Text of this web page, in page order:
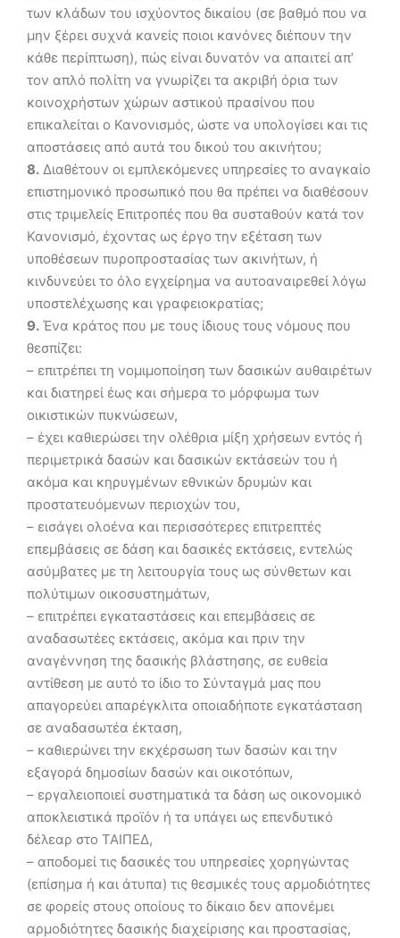
των κλάδων του ισχύοντος δικαίου (σε βαθμό που να
μην ξέρει συχνά κανείς ποιοι κανόνες διέπουν την
κάθε περίπτωση), πώς είναι δυνατόν να απαιτεί απ’
τον απλό πολίτη να γνωρίζει τα ακριβή όρια των
κοινοχρήστων χώρων αστικού πρασίνου που
επικαλείται ο Κανονισμός, ώστε να υπολογίσει και τις
αποστάσεις από αυτά του δικού του ακινήτου;
8. Διαθέτουν οι εμπλεκόμενες υπηρεσίες το αναγκαίο
επιστημονικό προσωπικό που θα πρέπει να διαθέσουν
στις τριμελείς Επιτροπές που θα συσταθούν κατά τον
Κανονισμό, έχοντας ως έργο την εξέταση των
υποθέσεων πυροπροστασίας των ακινήτων, ή
κινδυνεύει το όλο εγχείρημα να αυτοαναιρεθεί λόγω
υποστελέχωσης και γραφειοκρατίας;
9. Ένα κράτος που με τους ίδιους τους νόμους που
θεσπίζει:
– επιτρέπει τη νομιμοποίηση των δασικών αυθαιρέτων
και διατηρεί έως και σήμερα το μόρφωμα των
οικιστικών πυκνώσεων,
– έχει καθιερώσει την ολέθρια μίξη χρήσεων εντός ή
περιμετρικά δασών και δασικών εκτάσεών του ή
ακόμα και κηρυγμένων εθνικών δρυμών και
προστατευόμενων περιοχών του,
– εισάγει ολοένα και περισσότερες επιτρεπτές
επεμβάσεις σε δάση και δασικές εκτάσεις, εντελώς
ασύμβατες με τη λειτουργία τους ως σύνθετων και
πολύτιμων οικοσυστημάτων,
– επιτρέπει εγκαταστάσεις και επεμβάσεις σε
αναδασωτέες εκτάσεις, ακόμα και πριν την
αναγέννηση της δασικής βλάστησης, σε ευθεία
αντίθεση με αυτό το ίδιο το Σύνταγμά μας που
απαγορεύει απαρέγκλιτα οποιαδήποτε εγκατάσταση
σε αναδασωτέα έκταση,
– καθιερώνει την εκχέρσωση των δασών και την
εξαγορά δημοσίων δασών και οικοτόπων,
– εργαλειοποιεί συστηματικά τα δάση ως οικονομικό
αποκλειστικά προϊόν ή τα υπάγει ως επενδυτικό
δέλεαρ στο ΤΑΙΠΕΔ,
– αποδομεί τις δασικές του υπηρεσίες χορηγώντας
(επίσημα ή και άτυπα) τις θεσμικές τους αρμοδιότητες
σε φορείς στους οποίους το δίκαιο δεν απονέμει
αρμοδιότητες δασικής διαχείρισης και προστασίας,